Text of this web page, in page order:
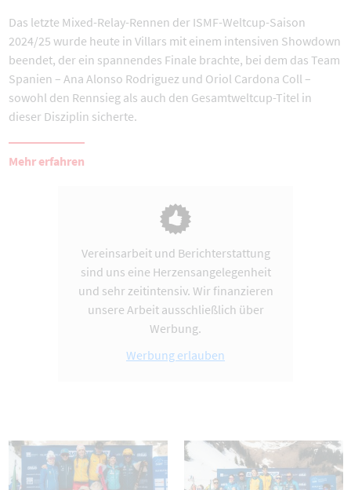
Das letzte Mixed-Relay-Rennen der ISMF-Weltcup-Saison
2024/25 wurde heute in Villars mit einem intensiven Showdown
beendet, der ein spannendes Finale brachte, bei dem das Team
Spanien – Ana Alonso Rodriguez und Oriol Cardona Coll –
sowohl den Rennsieg als auch den Gesamtweltcup-Titel in
dieser Disziplin sicherte.
Mehr erfahren
Vereinsarbeit und Berichterstattung
sind uns eine Herzensangelegenheit
und sehr zeitintensiv. Wir finanzieren
unsere Arbeit ausschließlich über
Werbung.
Werbung erlauben